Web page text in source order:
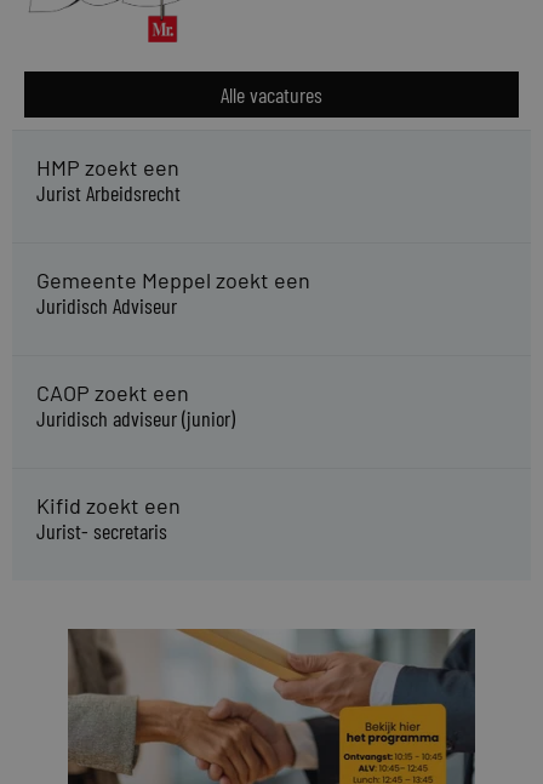
Alle vacatures
HMP zoekt een
Jurist Arbeidsrecht
Gemeente Meppel zoekt een
Juridisch Adviseur
CAOP zoekt een
Juridisch adviseur (junior)
Kifid zoekt een
Jurist- secretaris